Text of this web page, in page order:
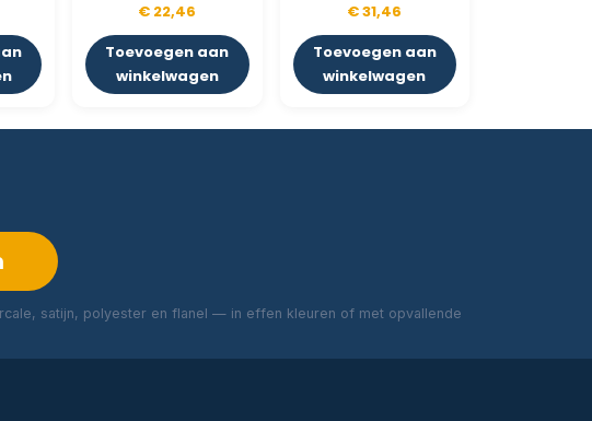
€ 22,46
Toevoegen aan
winkelwagen
€31,46
Toevoegen aan
winkelwagen
satijn, polyester en flanel — in effen kleuren of met opvallende